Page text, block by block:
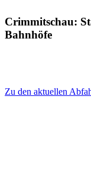
Crimmitschau:
Bahnhöfe
Zu den aktuellen